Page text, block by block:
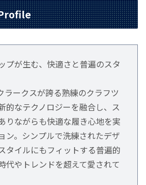
プが生む、快適さと普遍のスタ
ラークスが誇る熟練のクラフツ
的なテクノロジーを融合し、ス
りながらも快適な履き心地を実
ン。シンプルで洗練されたデザ
タイルにもフィットする普遍的
代やトレンドを超えて愛されて